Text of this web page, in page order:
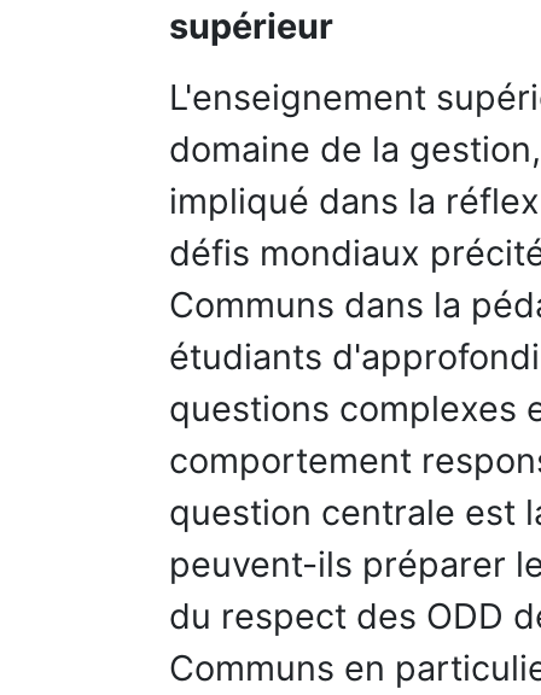
supérieur
L'enseignement
domaine de la
impliqué dans la
défis mondiaux
Communs dans la
étudiants
questions complexes
comportement
question centrale est
peuvent-ils préparer
du respect des ODD
Communs en